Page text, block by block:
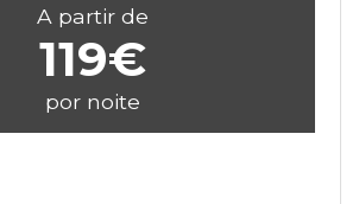
A partir de
119€
por noite